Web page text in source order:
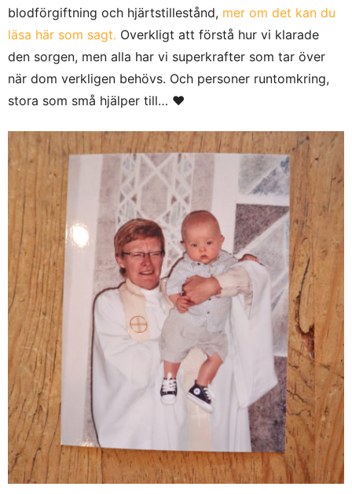
blodförgiftning och hjärtstillestånd, mer om det kan du
läsa här som sagt. Overkligt att förstå hur vi klarade
den sorgen, men alla har vi superkrafter som tar över
när dom verkligen behövs. Och personer runtomkring,
stora som små hjälper till… ♥